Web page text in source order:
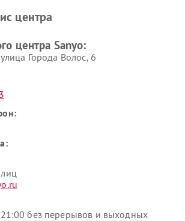
центра
центра Sanyo:
Города Волос, 6
без перерывов и выходных